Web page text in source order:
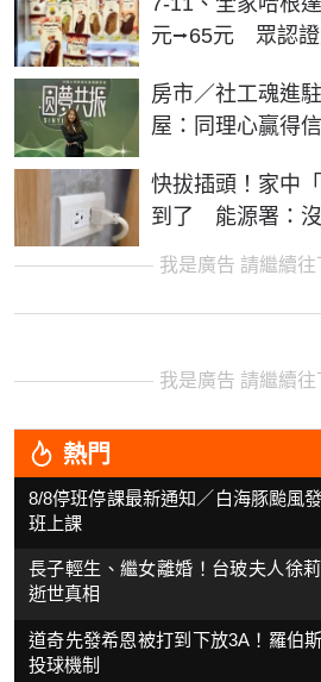
元⭢65元 眾認證
房市／社工魂進
屋：同理心贏得
快拔插頭！家中
到了 能源署：
我是廣告 請繼續往
我是廣告 請繼續往
熱門
8/8停班停課最新通知／白海豚颱風
班上課
長子輕生、繼女離婚！台玻夫人徐
逝世真相
道奇先發希恩被打到下放3A！羅伯
投球機制